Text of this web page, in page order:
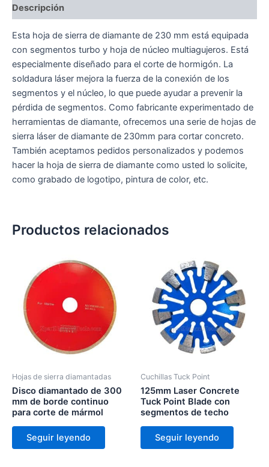
Descripción
Esta hoja de sierra de diamante de 230 mm está equipada
con segmentos turbo y hoja de núcleo multiagujeros. Está
especialmente diseñado para el corte de hormigón. La
soldadura láser mejora la fuerza de la conexión de los
segmentos y el núcleo, lo que puede ayudar a prevenir la
pérdida de segmentos. Como fabricante experimentado de
herramientas de diamante, ofrecemos una serie de hojas de
sierra láser de diamante de 230mm para cortar concreto.
También aceptamos pedidos personalizados y podemos
hacer la hoja de sierra de diamante como usted lo solicite,
como grabado de logotipo, pintura de color, etc.
Productos relacionados
Hojas de sierra diamantadas
Disco diamantado de 300
mm de borde continuo
para corte de mármol
Seguir leyendo
Cuchillas Tuck Point
125mm Laser Concrete
Tuck Point Blade con
segmentos de techo
Seguir leyendo